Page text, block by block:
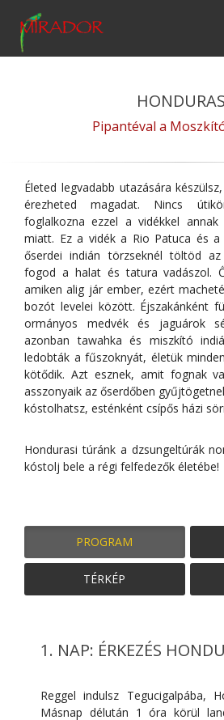
HONDURAS
Pipantéval a
Életed legvadabb utazására
érezheted magadat. Nincs
foglalkozna ezzel a vidékkel annak
miatt. Ez a vidék a Rio Patuca és
őserdei indián törzseknél töltöd
fogod a halat és tatura vadászol.
amiken alig jár ember, ezért
bozót levelei között. Éjszakánként
ormányos medvék és jaguárok
azonban tawahka és miszkító
ledobták a fűszoknyát, életük
kötődik. Azt esznek, amit fognak
asszonyaik az őserdőben
kóstolhatsz, esténként csípős házi
Hondurasi túránk a dzsungeltúrák
kóstolj bele a régi felfedezők életébe!
PROGRAM
TÉRKÉP
1. NAP: ÉRKEZÉS
Reggel indulsz Tegucigalpába,
Másnap délután 1 óra körül